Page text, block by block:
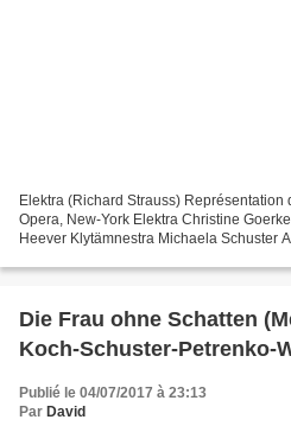
Elektra (Richard Strauss) Représentation
Opera, New-York Elektra Christine
Heever Klytämnestra Michaela Schuster
Die Frau ohne Schatten
Koch-Schuster-Petrenko-
Publié le 04/07/2017 à 23:13
Par David